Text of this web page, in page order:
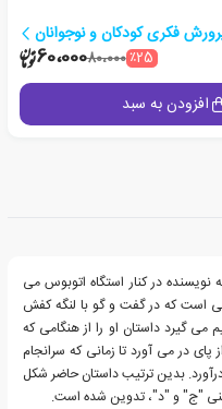
فکری کودکان و نوجوانان
٪2580،00060،000
افزودن به سبد
در کنار استگاه اتوبوس می
است که در گفت و گو با لنگه کفش
گیرد داستان او را از هنگامی که
پای در می آورد تا زمانی که سرانجام
بدین ترتیب داستان حاضر شکل
"ج" و "د"، تدوین شده است.